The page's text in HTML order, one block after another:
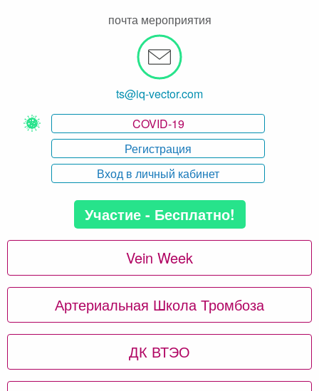
почта мероприятия
ts@iq-vector.com
COVID-19
Регистрация
Вход в личный кабинет
Участие - Бесплатно!
Vein Week
Артериальная Школа Тромбоза
ДК ВТЭО